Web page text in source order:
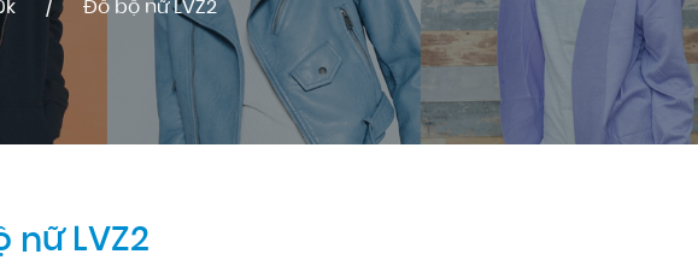
Đồ bộ nữ LVZ2
nữ LVZ2